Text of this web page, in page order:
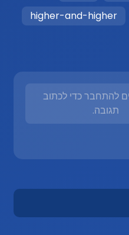
higher-and-higher
להתחבר כדי לכתוב
תגובה.